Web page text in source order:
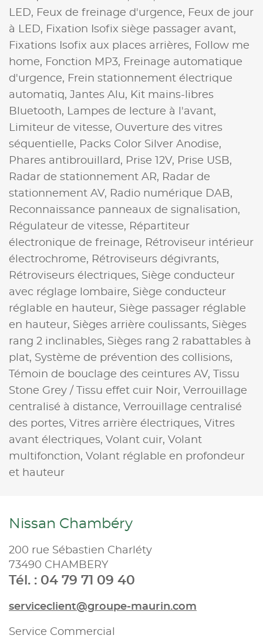
LED, Feux de freinage d'urgence, Feux de jour
à LED, Fixation Isofix siège passager avant,
Fixations Isofix aux places arrières, Follow me
home, Fonction MP3, Freinage automatique
d'urgence, Frein stationnement électrique
automatiq, Jantes Alu, Kit mains-libres
Bluetooth,
Lampes de lecture à l'avant,
Limiteur de vitesse, Ouverture des vitres
séquentielle, Packs Color Silver Anodise,
Phares antibrouillard, Prise 12V, Prise USB,
Radar de stationnement AR, Radar de
stationnement AV, Radio numérique DAB,
Reconnaissance panneaux de signalisation,
Régulateur de vitesse, Répartiteur
électronique de freinage, Rétroviseur intérieur
électrochrome, Rétroviseurs dégivrants,
Rétroviseurs électriques, Siège conducteur
avec réglage lombaire, Siège conducteur
réglable en hauteur, Siège passager réglable
en hauteur, Sièges arrière coulissants, Sièges
rang 2 inclinables, Sièges rang 2 rabattables à
plat, Système de prévention des collisions,
Témoin de bouclage des ceintures AV,
Tissu
Stone Grey / Tissu effet cuir Noir, Verrouillage
centralisé à distance, Verrouillage centralisé
des portes, Vitres arrière électriques, Vitres
avant électriques, Volant cuir, Volant
multifonction, Volant réglable en profondeur
et hauteur
Nissan Chambéry
200 rue Sébastien Charléty
73490 CHAMBERY
Tél. : 04 79 71 09 40
serviceclient@groupe-maurin.com
Service Commercial